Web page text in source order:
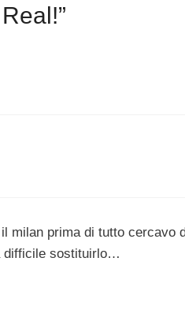
milan prima di tutto cercavo
difficile sostituirlo…